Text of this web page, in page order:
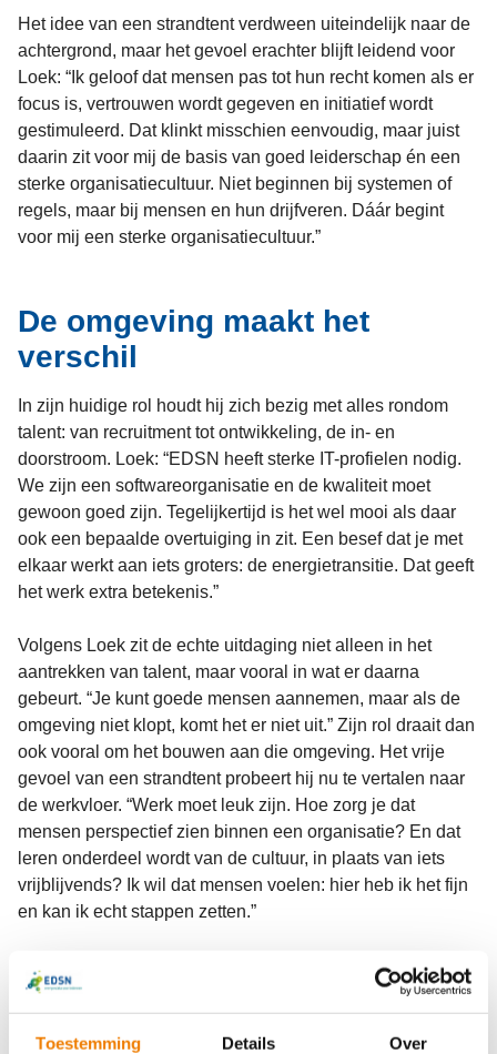
Toestemming Details Over
Het idee van een strandtent verdween uiteindelijk naar de
achtergrond, maar het gevoel erachter blijft leidend voor
Loek: “Ik geloof dat mensen pas tot hun recht komen als er
focus is, vertrouwen wordt gegeven en initiatief wordt
gestimuleerd. Dat klinkt misschien eenvoudig, maar juist
daarin zit voor mij de basis van goed leiderschap én een
sterke organisatiecultuur. Niet beginnen bij systemen of
regels, maar bij mensen en hun drijfveren. Dáár begint
voor mij een sterke organisatiecultuur.”
De omgeving maakt het
verschil
In zijn huidige rol houdt hij zich bezig met alles rondom
talent: van recruitment tot ontwikkeling, de in- en
doorstroom. Loek: “EDSN heeft sterke IT-profielen nodig.
We zijn een softwareorganisatie en de kwaliteit moet
gewoon goed zijn. Tegelijkertijd is het wel mooi als daar
ook een bepaalde overtuiging in zit. Een besef dat je met
elkaar werkt aan iets groters: de energietransitie. Dat geeft
het werk extra betekenis.”
Volgens Loek zit de echte uitdaging niet alleen in het
aantrekken van talent, maar vooral in wat er daarna
gebeurt. “Je kunt goede mensen aannemen, maar als de
omgeving niet klopt, komt het er niet uit.” Zijn rol draait dan
ook vooral om het bouwen aan die omgeving. Het vrije
gevoel van een strandtent probeert hij nu te vertalen naar
de werkvloer. “Werk moet leuk zijn. Hoe zorg je dat
mensen perspectief zien binnen een organisatie? En dat
leren onderdeel wordt van de cultuur, in plaats van iets
vrijblijvends? Ik wil dat mensen voelen: hier heb ik het fijn
en kan ik echt stappen zetten.”